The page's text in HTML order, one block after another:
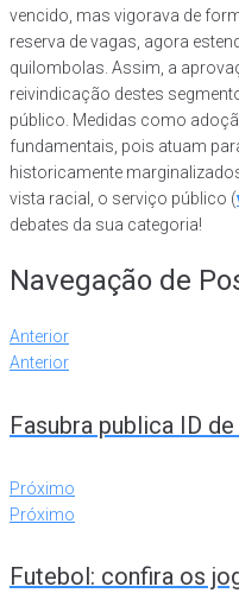
vencido, mas vigorava de
reserva de vagas, agora
quilombolas. Assim, a
reivindicação destes
público. Medidas como
fundamentais, pois atuam
historicamente
vista racial, o serviço público (
debates da sua categoria!
Navegação de
Anterior
Anterior
Fasubra publica ID
Próximo
Próximo
Futebol: confira os